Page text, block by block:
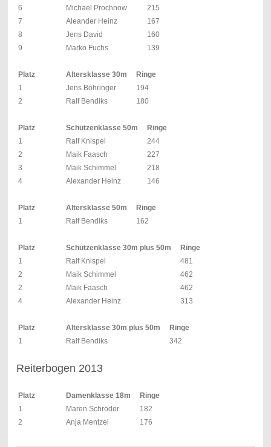
6
Michael Prochnow
215
7
Aleander Heinz
167
8
Jens David
160
9
Marko Fuchs 139
Platz Altersklasse 30m
Ringe
1
Jens Böhringer
194
2
Ralf Bendiks 180
Platz Schützenklasse 50m
Ringe
1
Ralf Knispel
244
2
Maik Faasch
227
3
Maik Schimmel
218
4
Alexander Heinz 146
Platz Altersklasse 50m
Ringe
1
Ralf Bendiks 162
Platz Schützenklasse 30m plus 50m
Ringe
1
Ralf Knispel
481
2
Maik Schimmel
462
2
Maik Faasch
462
4
Alexander Heinz 313
Platz Altersklasse 30m plus 50m
Ringe
1
Ralf Bendiks 342
Reiterbogen 2013
Platz Damenklasse 18m
Ringe
1
Maren Schröder
182
2
Anja Mentzel 176